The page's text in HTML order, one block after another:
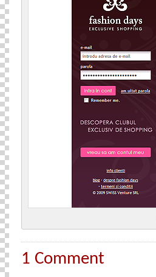
1 Comment